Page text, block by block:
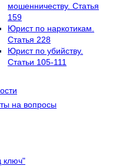
мошенничеству. Статья
159
Юрист по наркотикам.
Статья 228
Юрист по убийству.
Статьи 105-111
на вопросы
ключ"